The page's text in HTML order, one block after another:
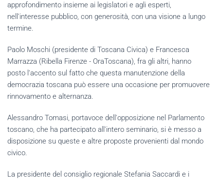
approfondimento insieme ai legislatori e agli esperti,
nell'interesse pubblico, con generosità, con una visione a lungo
termine.
Paolo Moschi (presidente di Toscana Civica) e Francesca
Marrazza (Ribella Firenze - OraToscana), fra gli altri, hanno
posto l'accento sul fatto che questa manutenzione della
democrazia toscana può essere una occasione per promuovere
rinnovamento e alternanza.
Alessandro Tomasi, portavoce dell'opposizione nel Parlamento
toscano, che ha partecipato all'intero seminario, si è messo a
disposizione su queste e altre proposte provenienti dal mondo
civico.
La presidente del consiglio regionale Stefania Saccardi e i